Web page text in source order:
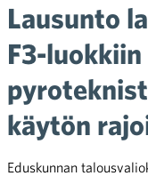
Lausunto
F3-
käytön
Eduskunnan